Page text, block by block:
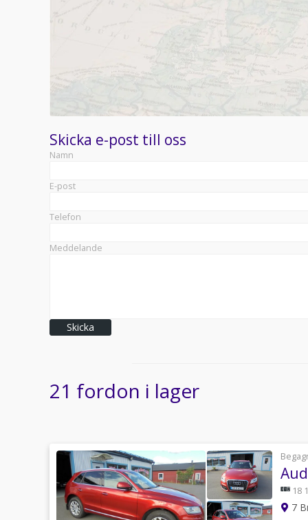
Skicka e-post till oss
Namn
E-post
Telefon
Meddelande
Skicka
21 fordon i lager
18
7